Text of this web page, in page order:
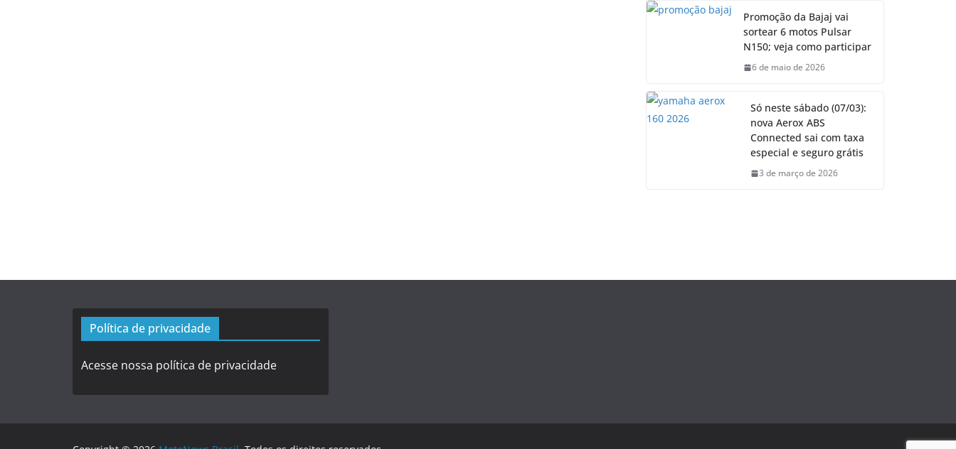
Promoção da Bajaj vai
sortear 6 motos Pulsar
N150; veja como participar
6 de maio de 2026
Só neste sábado (07/03):
nova Aerox ABS
Connected sai com taxa
especial e seguro grátis
3 de março de 2026
Política de privacidade
Acesse nossa política de privacidade